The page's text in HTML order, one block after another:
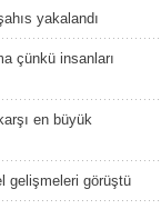
yakalandı
çünkü insanları
en büyük
gelişmeleri görüştü